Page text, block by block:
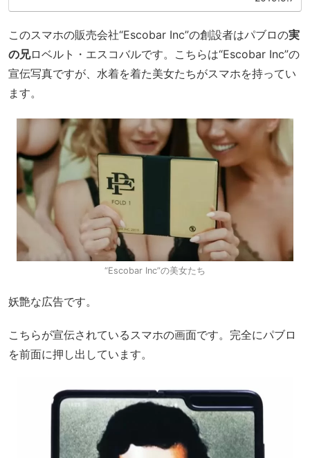
このスマホの販売会社“Escobar Inc”の創設者はパブロの実
の兄ロベルト・エスコバルです。こちらは“Escobar Inc”の
宣伝写真ですが、水着を着た美女たちがスマホを持ってい
ます。
“Escobar Inc”の美女たち
妖艶な広告です。
こちらが宣伝されているスマホの画面です。完全にパブロ
を前面に押し出しています。